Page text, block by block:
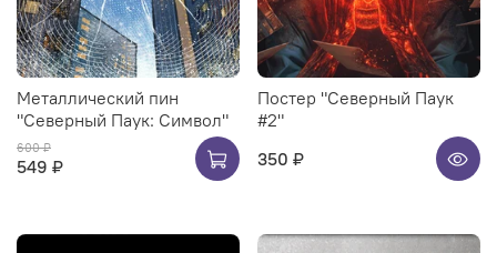
Металлический пин
"Северный Паук: Символ"
600 ₽
549 ₽
Постер "Северный Паук
#2"
350 ₽